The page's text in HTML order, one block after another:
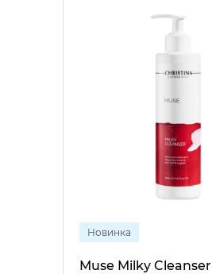
Новинка
Muse Milky Cleanser